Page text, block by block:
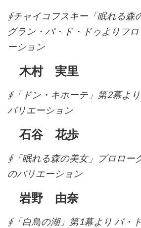
∮チャイコフスキー「眠れる森
グラン・パ・ド・ドゥよりフ
ーション
木村 実里
∮「ドン・キホーテ」第2幕よ
バリエーション
石谷 花歩
∮「眠れる森の美女」プロロー
のバリエーション
岩野 由奈
∮「白鳥の湖」第1幕より パ・